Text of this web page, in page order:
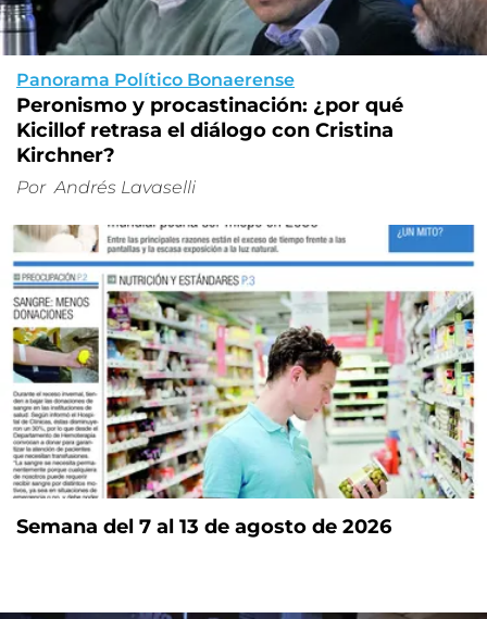
Panorama Político Bonaerense
Peronismo y procastinación: ¿por qué
Kicillof retrasa el diálogo con Cristina
Kirchner?
Por Andrés Lavaselli
Semana del 7 al 13 de agosto de 2026